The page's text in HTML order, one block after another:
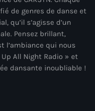
votre enceinte
de genres de danse et
qu’il s’agisse d’un
Pensez brillant,
l’ambiance qui nous
All Night Radio » et
dansante inoubliable !